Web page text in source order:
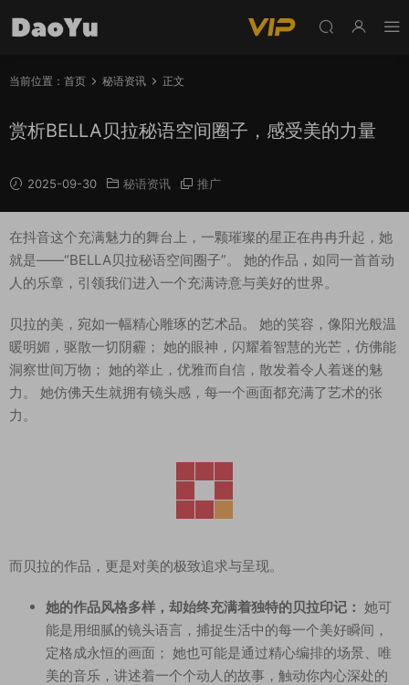
当前位置： 首页 秘语资讯 正文
赏析BELLA贝拉秘语空间圈子，感受美的力量
2025-09-30 秘语资讯 推广
在抖音这个充满魅力的舞台上，一颗璀璨的星正在冉冉升起，她
就是——“BELLA贝拉秘语空间圈子”。 她的作品，如同一首首动
人的乐章，引领我们进入一个充满诗意与美好的世界。
贝拉的美，宛如一幅精心雕琢的艺术品。 她的笑容，像阳光般温
暖明媚，驱散一切阴霾； 她的眼神，闪耀着智慧的光芒，仿佛能
洞察世间万物； 她的举止，优雅而自信，散发着令人着迷的魅
力。 她仿佛天生就拥有镜头感，每一个画面都充满了艺术的张
力。
而贝拉的作品，更是对美的极致追求与呈现。
她的作品风格多样，却始终充满着独特的贝拉印记： 她可
能是用细腻的镜头语言，捕捉生活中的每一个美好瞬间，
定格成永恒的画面； 她也可能是通过精心编排的场景、唯
美的音乐，讲述着一个个动人的故事，触动你内心深处的